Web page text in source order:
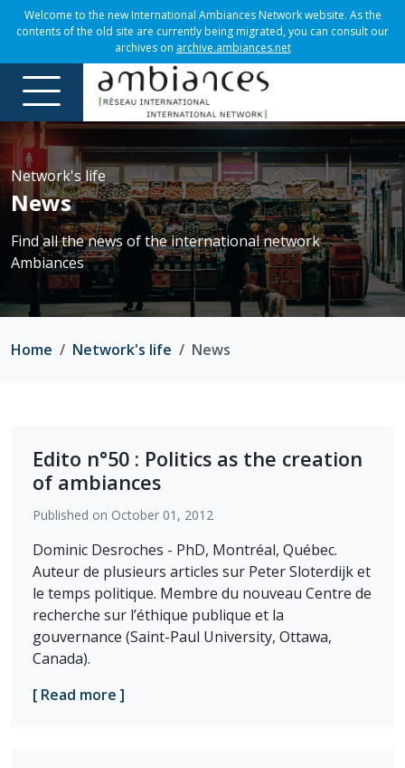
Welcome to the new International Ambiances Network website. As the
contents of the old site are currently being migrated, you can consult our
archives on archive.ambiances.net
Network's life
News
Find all the news of the international network
Ambiances
Home Network's life News
Edito n°50 : Politics as the creation
of ambiances
Published on October 01, 2012
Dominic Desroches - PhD, Montréal, Québec.
Auteur de plusieurs articles sur Peter Sloterdijk et
le temps politique. Membre du nouveau Centre de
recherche sur l’éthique publique et la
gouvernance (Saint-Paul University, Ottawa,
Canada).
[ Read more ]